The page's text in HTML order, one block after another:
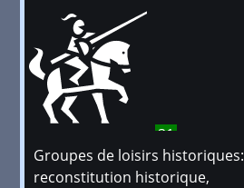
31
Groupes de loisirs historiques:
reconstitution historique,